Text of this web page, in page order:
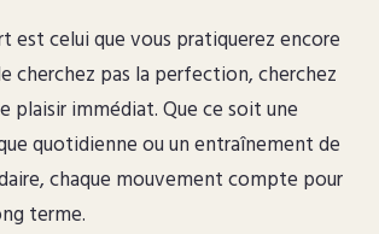
est celui que vous pratiquerez encore
cherchez pas la perfection, cherchez
plaisir immédiat. Que ce soit une
quotidienne ou un entraînement de
chaque mouvement compte pour
terme.